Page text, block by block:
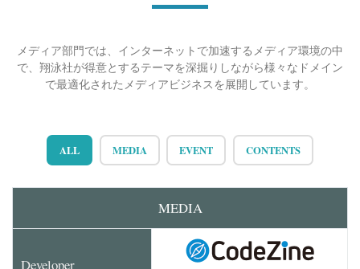
メディア部門では、インターネットで加速するメディア環境の中
で、翔泳社が得意とするテーマを深掘りしながら様々なドメイン
で最適化されたメディアビジネスを展開しています。
ALL MEDIA EVENT CONTENTS
MEDIA
Developer